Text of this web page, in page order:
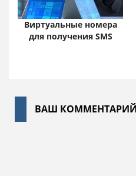
Виртуальные номера
для получения SMS
ВАШ КОММЕНТАРИЙ